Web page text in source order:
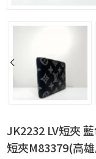
JK2232 LV短夾
短夾M83379(高